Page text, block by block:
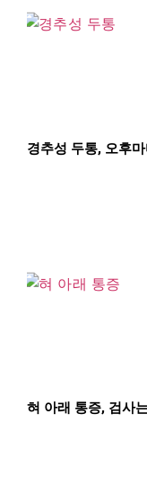
경추성 두통, 오후
혀 아래 통증, 검사